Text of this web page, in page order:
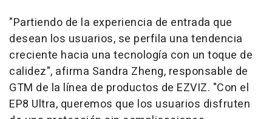
"Partiendo de la experiencia de entrada que
desean los usuarios, se perfila una tendencia
creciente hacia una tecnología con un toque de
calidez", afirma Sandra Zheng, responsable de
GTM de la línea de productos de EZVIZ. "Con el
EP8 Ultra, queremos que los usuarios disfruten